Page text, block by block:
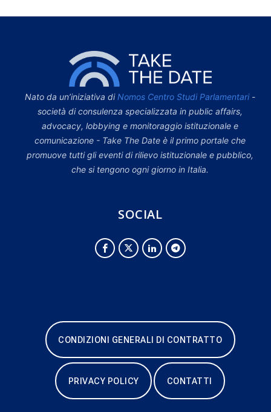
Nato da un’iniziativa di Nomos Centro Studi Parlamentari-
società di consulenza specializzata in public affairs,
advocacy, lobbying e monitoraggio istituzionale e
comunicazione - Take The Date è il primo portale che
promuove tutti gli eventi di rilievo istituzionale e pubblico,
che si tengono ogni giorno in Italia.
SOCIAL
CONDIZIONI GENERALI DI CONTRATTO
PRIVACY POLICY CONTATTI